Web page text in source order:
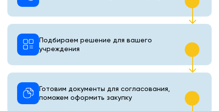
Подбираем решение для вашего
учреждения
Готовим документы для согласования,
поможем оформить закупку